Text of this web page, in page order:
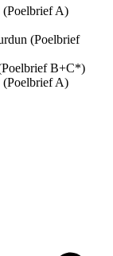
(Poelbrief A)
(Poelbrief
B+C*)
(Poelbrief A)